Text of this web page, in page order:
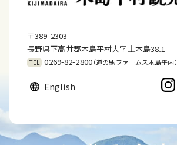
〒389-2303
長野県下高井郡木島平村大字上木島38₋1
TEL 0269-82-2800（道の駅ファームス木島平内）
English